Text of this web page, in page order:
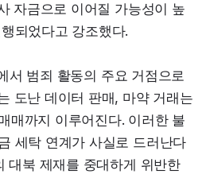
자금으로 이어질 가능성이 높
되었다고 강조했다.
서 범죄 활동의 주요 거점으로
도난 데이터 판매, 마약 거래는
매까지 이루어진다. 이러한 불
세탁 연계가 사실로 드러난다
대북 제재를 중대하게 위반한